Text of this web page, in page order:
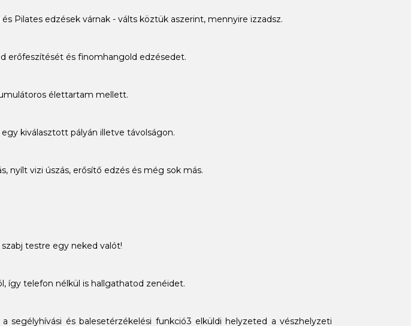
Pilates edzések várnak - válts köztük aszerint, mennyire izzadsz.
erőfeszítését és finomhangold edzésedet.
élettartam mellett.
kiválasztott pályán illetve távolságon.
nyílt vizi úszás, erősítő edzés és még sok más.
testre egy neked valót!
így telefon nélkül is hallgathatod zenéidet.
és balesetérzékelési funkció3 elküldi helyzeted a vészhelyzeti